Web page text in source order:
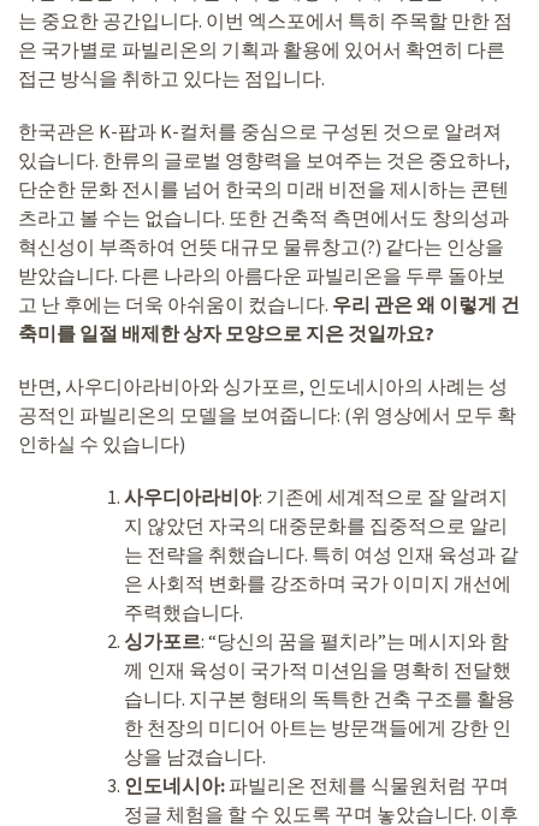
는 중요한 공간입니다. 이번 엑스포에서 특히 주목할 만한 점
은 국가별로 파빌리온의 기획과 활용에 있어서 확연히 다른
접근 방식을 취하고 있다는 점입니다.
한국관은 K-팝과 K-컬처를 중심으로 구성된 것으로 알려져
있습니다. 한류의 글로벌 영향력을 보여주는 것은 중요하나,
단순한 문화 전시를 넘어 한국의 미래 비전을 제시하는 콘텐
츠라고 볼 수는 없습니다. 또한 건축적 측면에서도 창의성과
혁신성이 부족하여 언뜻 대규모 물류창고(?) 같다는 인상을
받았습니다. 다른 나라의 아름다운 파빌리온을 두루 돌아보
고 난 후에는 더욱 아쉬움이 컸습니다. 우리 관은 왜 이렇게 건
축미를 일절 배제한 상자 모양으로 지은 것일까요?
반면, 사우디아라비아와 싱가포르, 인도네시아의 사례는 성
공적인 파빌리온의 모델을 보여줍니다: (위 영상에서 모두 확
인하실 수 있습니다)
사우디아라비아: 기존에 세계적으로 잘 알려지
지 않았던 자국의 대중문화를 집중적으로 알리
는 전략을 취했습니다. 특히 여성 인재 육성과 같
은 사회적 변화를 강조하며 국가 이미지 개선에
주력했습니다.
싱가포르: “당신의 꿈을 펼치라”는 메시지와 함
께 인재 육성이 국가적 미션임을 명확히 전달했
습니다. 지구본 형태의 독특한 건축 구조를 활용
한 천장의 미디어 아트는 방문객들에게 강한 인
상을 남겼습니다.
인도네시아: 파빌리온 전체를 식물원처럼 꾸며
정글 체험을 할 수 있도록 꾸며 놓았습니다. 이후